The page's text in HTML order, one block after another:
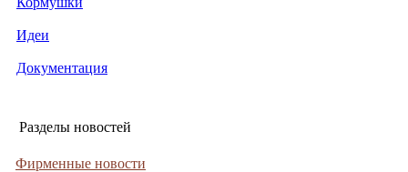
Идеи
Документация
Разделы новостей
Фирменные новости